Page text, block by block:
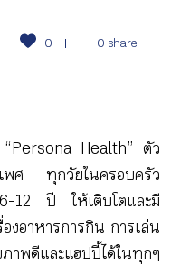
0 0 share
Health” ตัว
เพศ ทุกวัยในครอบครัว
12 ปี ให้เติบโตและมี
งอาหารการกิน การเล่น
พดีและแฮปปี้ได้ในทุกๆ